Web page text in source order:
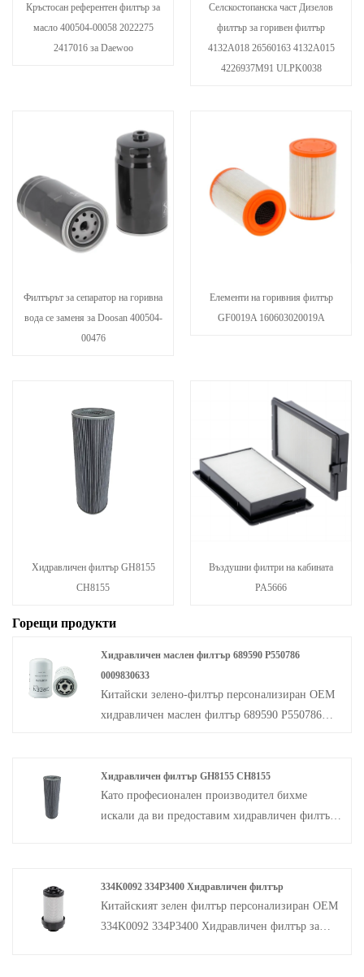
Кръстосан референтен филтър за
масло 400504-00058 2022275
2417016 за Daewoo
Селскостопанска част Дизелов
филтър за горивен филтър
4132A018 26560163 4132A015
4226937M91 ULPK0038
Филтърът за сепаратор на горивна
вода се заменя за Doosan 400504-
00476
Елементи на горивния филтър
GF0019A 160603020019A
Хидравличен филтър GH8155
CH8155
Въздушни филтри на кабината
PA5666
Горещи продукти
Хидравличен маслен филтър 689590 P550786
0009830633
Китайски зелено-филтър персонализиран OEM
хидравличен маслен филтър 689590 P550786
Хидравличен филтър GH8155 CH8155
Като професионален производител бихме
искали да ви предоставим хидравличен филтър
334K0092 334P3400 Хидравличен филтър
Китайският зелен филтър персонализиран OEM
334K0092 334P3400 Хидравличен филтър за